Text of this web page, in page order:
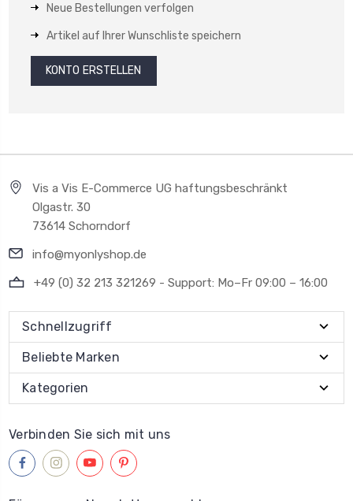
Neue Bestellungen verfolgen
Artikel auf Ihrer Wunschliste speichern
KONTO ERSTELLEN
Vis a Vis E-Commerce UG haftungsbeschränkt
Olgastr. 30
73614 Schorndorf
info@myonlyshop.de
+49 (0) 32 213 321269 - Support: Mo–Fr 09:00 – 16:00
Schnellzugriff
Beliebte Marken
Kategorien
Verbinden Sie sich mit uns